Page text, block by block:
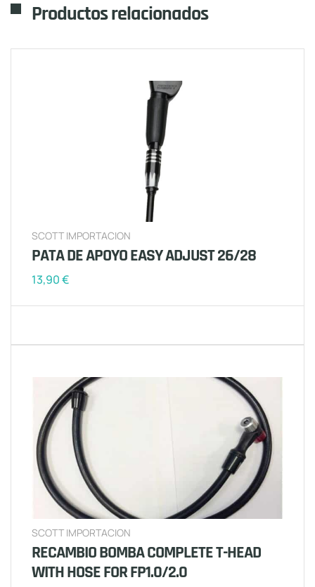
Productos relacionados
SCOTT IMPORTACION
PATA DE APOYO EASY ADJUST 26/28
13,90€
SCOTT IMPORTACION
RECAMBIO BOMBA COMPLETE T-HEAD
WITH HOSE FOR FP1.0/2.0